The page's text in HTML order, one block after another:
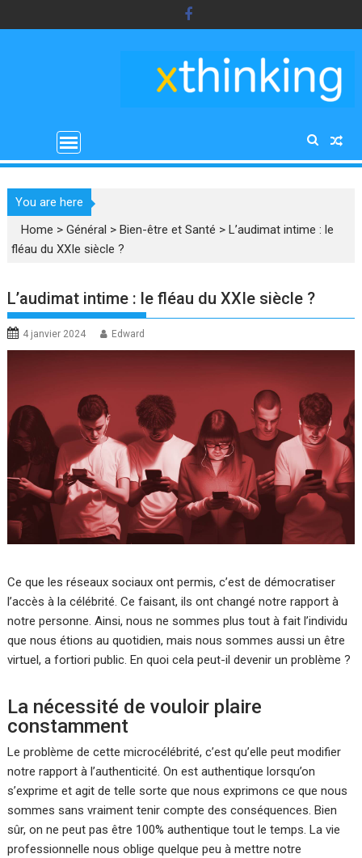
to
You are here
Home >Général >Bien-être et Santé >L’audimat intime : le
fléau du XXIe siècle ?
L’audimat intime : le fléau du XXIe siècle ?
4 janvier 2024 Edward
Ce que les réseaux sociaux ont permis, c’est de démocratiser
l’accès à la célébrité. Ce faisant, ils ont changé notre rapport à
notre personne. Ainsi, nous ne sommes plus tout à fait l’individu
que nous étions au quotidien, mais nous sommes aussi un être
virtuel, a fortiori public. En quoi cela peut-il devenir un problème ?
La nécessité de vouloir plaire
constamment
Le problème de cette microcélébrité, c’est qu’elle peut modifier
notre rapport à l’authenticité. On est authentique lorsqu’on
s’exprime et agit de telle sorte que nous exprimons ce que nous
sommes sans vraiment tenir compte des conséquences. Bien
sûr, on ne peut pas être 100% authentique tout le temps. La vie
professionnelle nous oblige quelque peu à mettre notre